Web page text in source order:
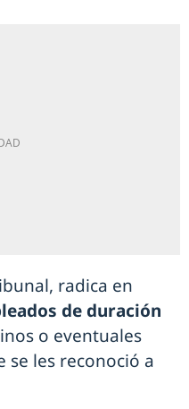
radica en
de duración
o eventuales
se les reconoció a